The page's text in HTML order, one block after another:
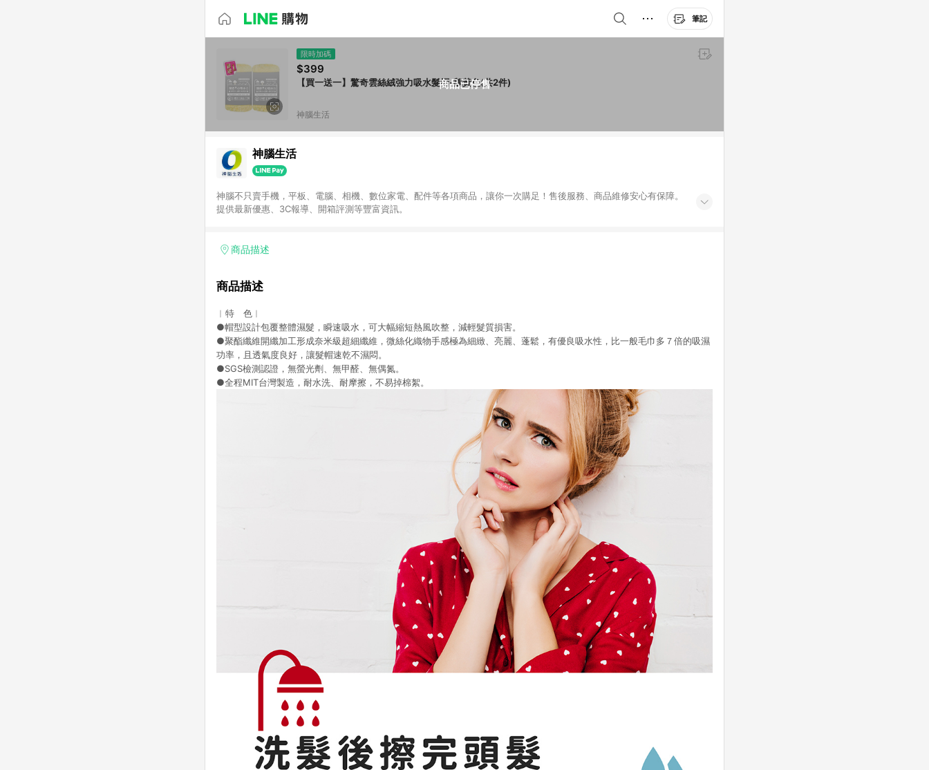
筆記
商品已停售
限時加碼
$399
【買一送一】驚奇雲絲絨強力吸水髮帽-鵝黃色(共2件)
神腦生活
神腦生活
神腦不只賣手機，平板、電腦、相機、數位家電、配件等各項商品，讓你一次購足！售後服務、商品維修安心有保障。
提供最新優惠、3C報導、開箱評測等豐富資訊。
商品描述
商品描述
︱特 色︱
●帽型設計包覆整體濕髮，瞬速吸水，可大幅縮短熱風吹整，減輕髮質損害。
●聚酯纖維開纖加工形成奈米級超細纖維，微絲化織物手感極為細緻、亮麗、蓬鬆，有優良吸水性，比一般毛巾多７倍的吸濕
功率，且透氣度良好，讓髮帽速乾不濕悶。
●SGS檢測認證，無螢光劑、無甲醛、無偶氮。
●全程MIT台灣製造，耐水洗、耐摩擦，不易掉棉絮。